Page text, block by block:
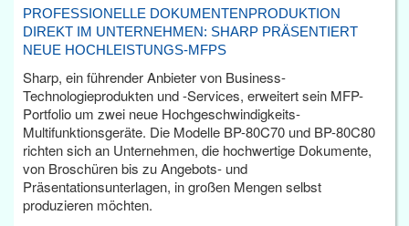
PROFESSIONELLE DOKUMENTENPRODUKTION
DIREKT IM UNTERNEHMEN: SHARP PRÄSENTIERT
NEUE HOCHLEISTUNGS-MFPS
Sharp, ein führender Anbieter von Business-
Technologieprodukten und -Services, erweitert sein MFP-
Portfolio um zwei neue Hochgeschwindigkeits-
Multifunktionsgeräte. Die Modelle BP-80C70 und BP-80C80
richten sich an Unternehmen, die hochwertige Dokumente,
von Broschüren bis zu Angebots- und
Präsentationsunterlagen, in großen Mengen selbst
produzieren möchten.